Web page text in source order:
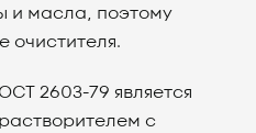
и масла, поэтому
очистителя.
2603-79 является
с